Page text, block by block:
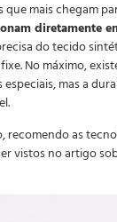
que mais chegam
diretamente
do tecido
No máximo,
mas a
recomendo as
vistos no artigo